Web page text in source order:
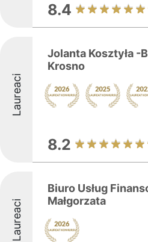
8.4
Laureaci
Jolanta Kosztyła -
Krosno
8.2
Laureaci
Biuro Usług
Małgorzata